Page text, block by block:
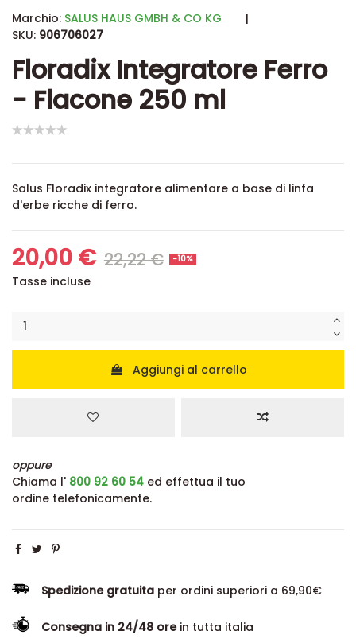
Marchio: SALUS HAUS GMBH & CO KG
|
SKU: 906706027
Floradix Integratore Ferro
- Flacone 250 ml
Salus Floradix integratore alimentare a base di linfa
d'erbe ricche di ferro.
20,00 € 22,22 € -10%
Tasse incluse
Aggiungi al carrello
oppure
Chiama l' 800 92 60 54 ed effettua il tuo
ordine telefonicamente.
Spedizione gratuita per ordini superiori a 69,90€
Consegna in 24/48 orein tutta italia